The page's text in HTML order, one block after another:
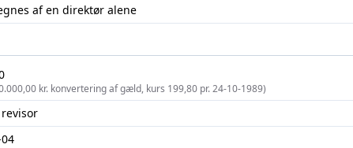
af en direktør alene
kr. konvertering af gæld, kurs 199,80 pr. 24-10-1989)